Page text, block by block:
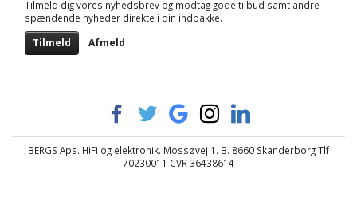
Tilmeld dig vores nyhedsbrev og modtag gode tilbud samt andre
spændende nyheder direkte i din indbakke.
Tilmeld Afmeld
BERGS Aps. HiFi og elektronik. Mossøvej 1. B. 8660 Skanderborg Tlf
70230011 CVR 36438614